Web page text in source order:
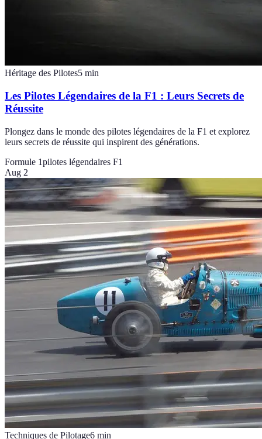
Héritage des Pilotes5 min
Les Pilotes Légendaires de la F1 : Leurs Secrets de
Réussite
Plongez dans le monde des pilotes légendaires de la F1 et explorez
leurs secrets de réussite qui inspirent des générations.
Formule 1pilotes légendaires F1
Aug 2
Techniques de Pilotage6 min